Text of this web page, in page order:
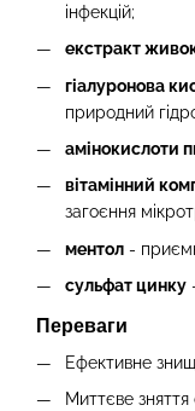
інфекцій;
екстракт
гіалуронова
природний
амінокислоти
вітамінний
загоєння
ментол -
сульфат цинку
Переваги
Ефективне
Миттєве